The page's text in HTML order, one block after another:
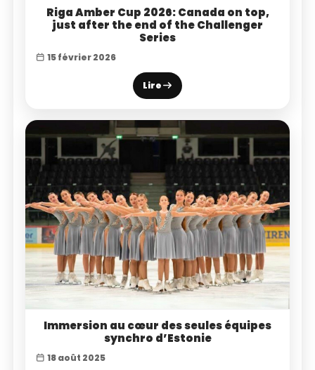
Riga Amber Cup 2026: Canada on top,
just after the end of the Challenger
Series
15 février 2026
Lire
Immersion au cœur des seules équipes
synchro d’Estonie
18 août 2025